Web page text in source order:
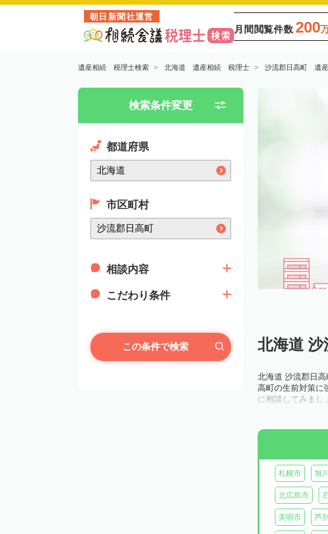
朝日新聞社運営
月間閲覧件数 200
遺産相続 税理士検索 北海道 遺産相続 税理士 沙流郡日高町 遺
検索条件変更
都道府県
市区町村
相談内容
こだわり条件
この条件で検索 北海道
北海道 沙流郡日
高町の生前対策に
に相談してみまし
札幌市 旭
北広島市
美唄市 芦